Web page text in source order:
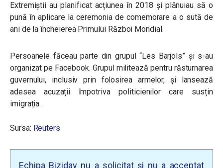
Extremiștii au planificat acțiunea în 2018 și plănuiau să o
pună în aplicare la ceremonia de comemorare a o sută de
ani de la încheierea Primului Război Mondial.
Persoanele făceau parte din grupul “Les Barjols” și s-au
organizat pe Facebook. Grupul militează pentru răsturnarea
guvernului, inclusiv prin folosirea armelor, și lansează
adesea acuzații împotriva politicienilor care susțin
imigrația.
Sursa: Reuters
Echipa Biziday nu a solicitat și nu a acceptat